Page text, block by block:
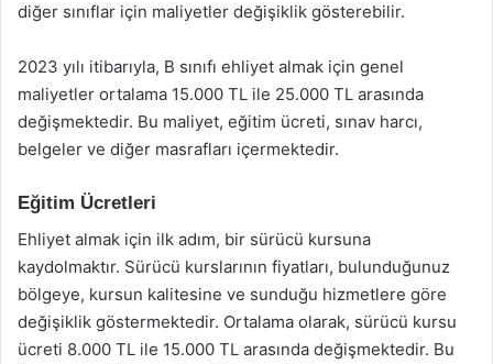
diğer sınıflar için maliyetler değişiklik gösterebilir.
2023 yılı itibarıyla, B sınıfı ehliyet almak için genel
maliyetler ortalama 15.000 TL ile 25.000 TL arasında
değişmektedir. Bu maliyet, eğitim ücreti, sınav harcı,
belgeler ve diğer masrafları içermektedir.
Eğitim Ücretleri
Ehliyet almak için ilk adım, bir sürücü kursuna
kaydolmaktır. Sürücü kurslarının fiyatları, bulunduğunuz
bölgeye, kursun kalitesine ve sunduğu hizmetlere göre
değişiklik göstermektedir. Ortalama olarak, sürücü kursu
ücreti 8.000 TL ile 15.000 TL arasında değişmektedir. Bu